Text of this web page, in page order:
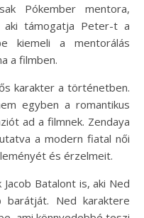
Pókember mentora,
támogatja Peter-t a
kiemeli a mentorálás
a filmben.
karakter a történetben.
egyben a romantikus
ad a filmnek. Zendaya
a modern fiatal női
és érzelmeit.
Batalont is, aki Ned
Ned karaktere